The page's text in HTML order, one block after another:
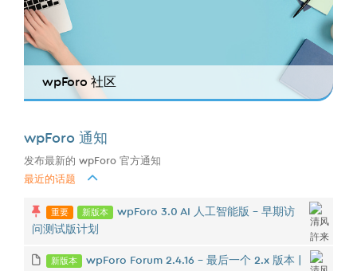
wpForo 社区
wpForo 通知
发布最新的 wpForo 官方通知
最近的话题
重要 新版本
wpForo 3.0 AI 人工智能版 - 早期访
问测试版计划
新版本 wpForo Forum 2.4.16 – 最后一个 2.x 版本 |